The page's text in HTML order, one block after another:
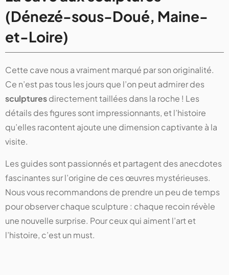
(Dénezé-sous-Doué, Maine-
et-Loire)
Cette cave nous a vraiment marqué par son originalité.
Ce n’est pas tous les jours que l’on peut admirer des
sculpturesdirectement taillées dans la roche ! Les
détails des figures sont impressionnants, et l’histoire
qu’elles racontent ajoute une dimension captivante à la
visite.
Les guides sont passionnés et partagent des anecdotes
fascinantes sur l’origine de ces œuvres mystérieuses.
Nous vous recommandons de prendre un peu de temps
pour observer chaque sculpture : chaque recoin révèle
une nouvelle surprise. Pour ceux qui aiment l’art et
l’histoire, c’est un must.